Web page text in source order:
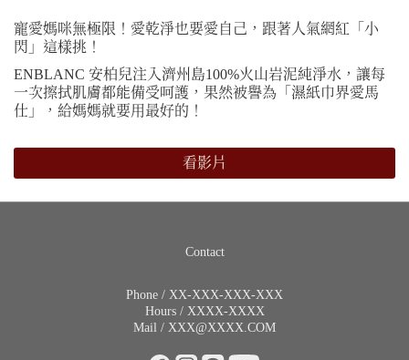
寵愛媽咪無極限！愛乾淨也要愛自己，跟著人氣網紅「小
閃」這樣挑！
ENBLANC 安柏兒注入濟州島100%火山岩泥純淨水，讓每
一次擦拭肌膚都能備受呵護，果然被譽為「濕紙巾界愛馬
仕」，給媽媽就要用最好的！
看影片
Contact
Phone / XX-XXX-XXX-XXX
Hours / XXXX-XXXX
Mail / XXX@XXXX.COM